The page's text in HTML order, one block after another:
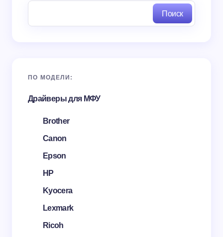
Поиск
ПО МОДЕЛИ:
Драйверы для МФУ
Brother
Canon
Epson
HP
Kyocera
Lexmark
Ricoh